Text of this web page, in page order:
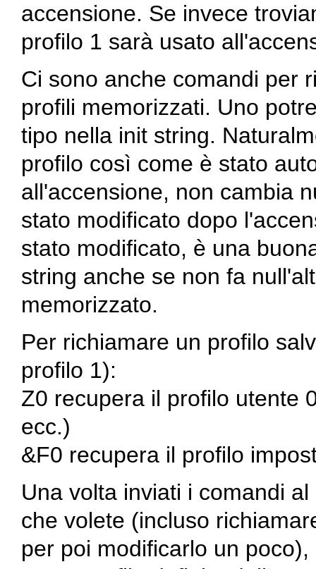
accensione. Se invece
profilo 1 sarà usato
Ci sono anche comandi per
profili memorizzati. Uno
tipo nella init string.
profilo così come è stato
all'accensione, non cambia
stato modificato dopo
stato modificato, è una
string anche se non fa
memorizzato.
Per richiamare un profilo
profilo 1):
Z0 recupera il profilo utente
ecc.)
&F0 recupera il profilo
Una volta inviati i comandi
che volete (incluso
per poi modificarlo un